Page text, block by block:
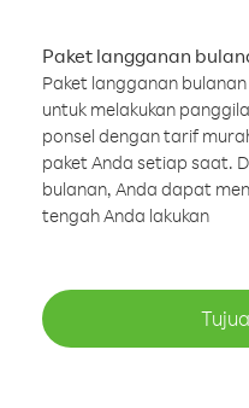
Paket langganan
Paket langganan
untuk melakukan
ponsel dengan tarif
paket Anda setiap saat.
bulanan, Anda dapat
tengah Anda lakukan